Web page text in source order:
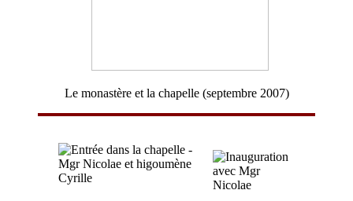
Le monastère et la chapelle (septembre 2007)